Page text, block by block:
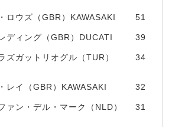
ロウズ（GBR）KAWASAKI 51
ディング（GBR）DUCATI 39
ズガットリオグル（TUR）
34
レイ（GBR）KAWASAKI 32
ァン・デル・マーク（NLD）
31